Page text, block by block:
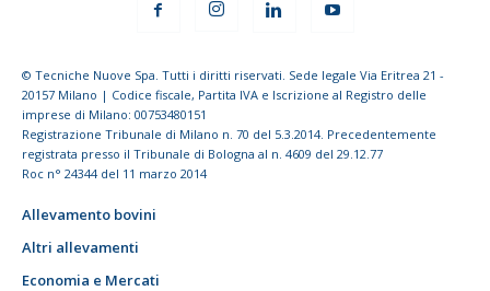
© Tecniche Nuove Spa. Tutti i diritti riservati. Sede legale Via Eritrea 21 -
20157 Milano | Codice fiscale, Partita IVA e Iscrizione al Registro delle
imprese di Milano: 00753480151
Registrazione Tribunale di Milano n. 70 del 5.3.2014. Precedentemente
registrata presso il Tribunale di Bologna al n. 4609 del 29.12.77
Roc n° 24344 del 11 marzo 2014
Allevamento bovini
Altri allevamenti
Economia e Mercati